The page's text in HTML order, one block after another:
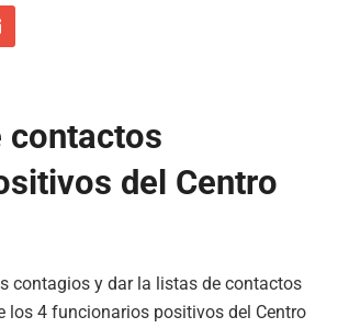
contactos
del Centro
contagios y dar la listas de contactos
los 4 funcionarios positivos del Centro